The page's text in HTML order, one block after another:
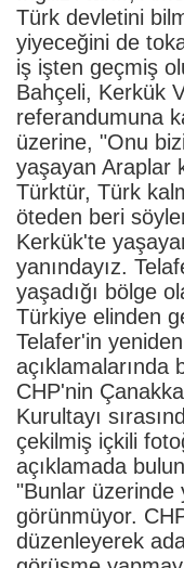
Türk devletini
yiyeceğini de
iş işten geçmiş
Bahçeli, Kerkük
referandumuna
üzerine, "Onu
yaşayan Araplar
Türktür, Türk
öteden beri
Kerkük'te
yanındayız.
yaşadığı bölge
Türkiye elinden
Telafer'in
açıklamalarında
CHP'nin
Kurultayı
çekilmiş içkili
açıklamada
"Bunlar üzerinde
görünmüyor.
düzenleyerek